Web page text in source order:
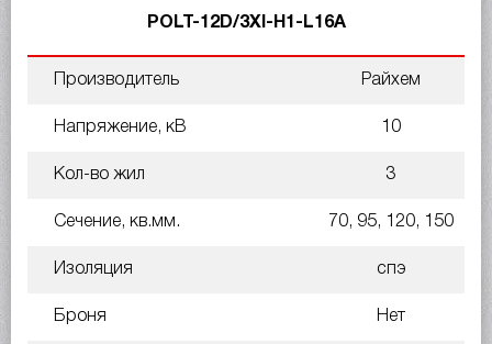
POLT-12D/3XI-H1-L16A
Производитель Райхем
Напряжение, кВ 10
Кол-во жил 3
Сечение, кв.мм. 70, 95, 120, 150
Изоляция спэ
Броня Нет